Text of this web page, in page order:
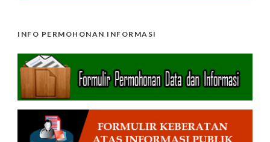
INFO PERMOHONAN INFORMASI